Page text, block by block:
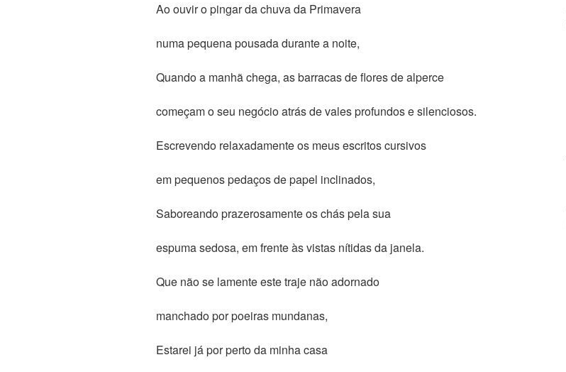
Ao ouvir o pingar da chuva da Primavera
numa pequena pousada durante a noite,
Quando a manhã chega, as barracas de flores de alperce
começam o seu negócio atrás de vales profundos e silenciosos.
Escrevendo relaxadamente os meus escritos cursivos
em pequenos pedaços de papel inclinados,
Saboreando prazerosamente os chás pela sua
espuma sedosa, em frente às vistas nítidas da janela.
Que não se lamente este traje não adornado
manchado por poeiras mundanas,
Estarei já por perto da minha casa